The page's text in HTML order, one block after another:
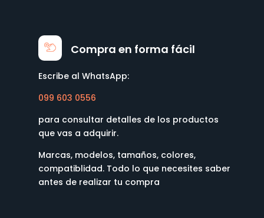
Compra en forma fácil
Escribe al WhatsApp:
099 603 0556
para consultar detalles de los productos
que vas a adquirir.
Marcas, modelos, tamaños, colores,
compatiblidad. Todo lo que necesites saber
antes de realizar tu compra